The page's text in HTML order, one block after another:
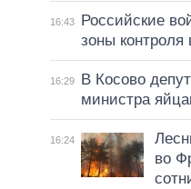
16:43
Российские
зоны контроля
16:29
В Косово
министра
16:24
во